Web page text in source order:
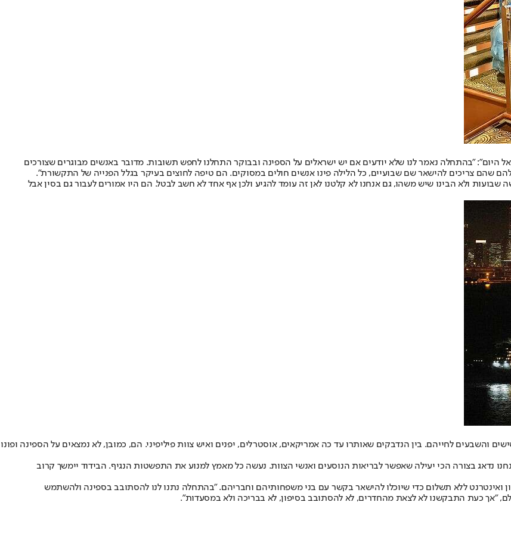
"בהתחלה נאמר לנו שלא יודעים אם יש ישראלים על הספינה ובבוקר התחלנו לחפש תשובות. מדובר באנשים מבוגרים שצורכים
שהם צריכים להישאר שם שבועיים, כל הלילה פינו אנשים חולים במסוקים. הם טיפה לחוצים בעיקר בגלל הפנייה של התקשורת".
ולא הבינו שיש משהו, גם אנחנו לא קלטנו לאן זה עומד להגיע ולכן אף אחד לא חשב לבטל. הם היו אמורים לעבור גם בסין אבל
והשבעים לחייהם. בין הנדבקים שאותרו עד כה אמריקאים, אוסטרלים, יפנים ואיש צוות פיליפיני. הם, כמובן, לא נמצאים על הספינה ופונו
נדאג בצורה הכי יעילה שאפשר לבריאות הנוסעים ואנשי הצוות. נעשה כל מאמץ למנוע את התפשטות הנגיף. הבידוד יימשך קרוב
ואינטרנט ללא תשלום כדי שיוכלו להישאר בקשר עם בני משפחותיהם וחבריהם. "בהתחלה נתנו לנו להסתובב בספינה ולהשתמש
"אך כעת התבקשנו לא לצאת מהחדרים, לא להסתובב בסיפון, לא בבריכה ולא במסעדות".